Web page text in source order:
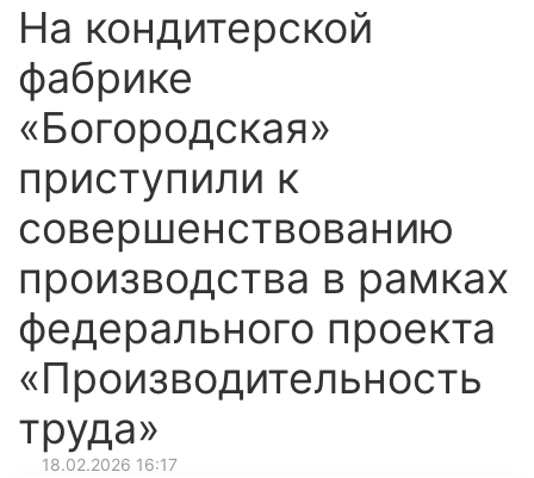
На кондитерской
фабрике
«Богородская»
приступили к
совершенствованию
производства в рамках
федерального проекта
«Производительность
труда»
18.02.2026 16:17